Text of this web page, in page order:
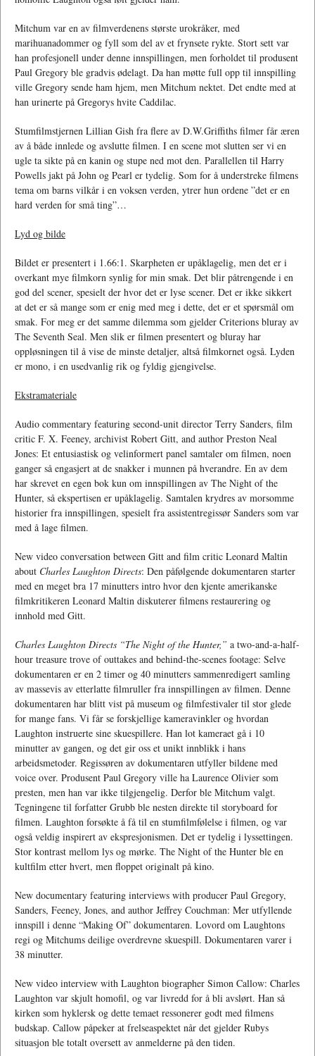
Mitchum var en av filmverdenens største urokråker, med
marihuanadommer og fyll som del av et frynsete rykte. Stort sett var
han profesjonell under denne innspillingen, men forholdet til produsent
Paul Gregory ble gradvis ødelagt. Da han møtte full opp til innspilling
ville Gregory sende ham hjem, men Mitchum nektet. Det endte med at
han urinerte på Gregorys hvite Caddilac.
Stumfilmstjernen Lillian Gish fra flere av D.W.Griffiths filmer får æren
av å både innlede og avslutte filmen. I en scene mot slutten ser vi en
ugle ta sikte på en kanin og stupe ned mot den. Parallellen til Harry
Powells jakt på John og Pearl er tydelig. Som for å understreke filmens
tema om barns vilkår i en voksen verden, ytrer hun ordene ”det er en
hard verden for små ting”…
Lyd og bilde
Bildet er presentert i 1.66:1. Skarpheten er upåklagelig, men det er i
overkant mye filmkorn synlig for min smak. Det blir påtrengende i en
god del scener, spesielt der hvor det er lyse scener. Det er ikke sikkert
at det er så mange som er enig med meg i dette, det er et spørsmål om
smak. For meg er det samme dilemma som gjelder Criterions bluray av
The Seventh Seal. Men slik er filmen presentert og bluray har
oppløsningen til å vise de minste detaljer, altså filmkornet også. Lyden
er mono, i en usedvanlig rik og fyldig gjengivelse.
Ekstramateriale
Audio commentary featuring second-unit director Terry Sanders, film
critic F. X. Feeney, archivist Robert Gitt, and author Preston Neal
Jones: Et entusiastisk og velinformert panel samtaler om filmen, noen
ganger så engasjert at de snakker i munnen på hverandre. En av dem
har skrevet en egen bok kun om innspillingen av The Night of the
Hunter, så ekspertisen er upåklagelig. Samtalen krydres av morsomme
historier fra innspillingen, spesielt fra assistentregissør Sanders som var
med å lage filmen.
New video conversation between Gitt and film critic Leonard Maltin
about Charles Laughton Directs: Den påfølgende dokumentaren starter
med en meget bra 17 minutters intro hvor den kjente amerikanske
filmkritikeren Leonard Maltin diskuterer filmens restaurering og
innhold med Gitt.
Charles Laughton Directs “The Night of the Hunter,” a two-and-a-half-
hour treasure trove of outtakes and behind-the-scenes footage: Selve
dokumentaren er en 2 timer og 40 minutters sammenredigert samling
av massevis av etterlatte filmruller fra innspillingen av filmen. Denne
dokumentaren har blitt vist på museum og filmfestivaler til stor glede
for mange fans. Vi får se forskjellige kameravinkler og hvordan
Laughton instruerte sine skuespillere. Han lot kameraet gå i 10
minutter av gangen, og det gir oss et unikt innblikk i hans
arbeidsmetoder. Regissøren av dokumentaren utfyller bildene med
voice over. Produsent Paul Gregory ville ha Laurence Olivier som
presten, men han var ikke tilgjengelig. Derfor ble Mitchum valgt.
Tegningene til forfatter Grubb ble nesten direkte til storyboard for
filmen. Laughton forsøkte å få til en stumfilmfølelse i filmen, og var
også veldig inspirert av ekspresjonismen. Det er tydelig i lyssettingen.
Stor kontrast mellom lys og mørke. The Night of the Hunter ble en
kultfilm etter hvert, men floppet originalt på kino.
New documentary featuring interviews with producer Paul Gregory,
Sanders, Feeney, Jones, and author Jeffrey Couchman: Mer utfyllende
innspill i denne “Making Of” dokumentaren. Lovord om Laughtons
regi og Mitchums deilige overdrevne skuespill. Dokumentaren varer i
38 minutter.
New video interview with Laughton biographer Simon Callow: Charles
Laughton var skjult homofil, og var livredd for å bli avslørt. Han så
kirken som hyklersk og dette temaet ressonerer godt med filmens
budskap. Callow påpeker at frelseaspektet når det gjelder Rubys
situasjon ble totalt oversett av anmelderne på den tiden.